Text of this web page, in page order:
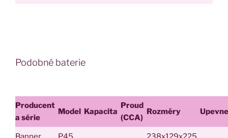
Podobné baterie
Producent
a série
Model Kapacita
Proud
(CCA)
Rozměry